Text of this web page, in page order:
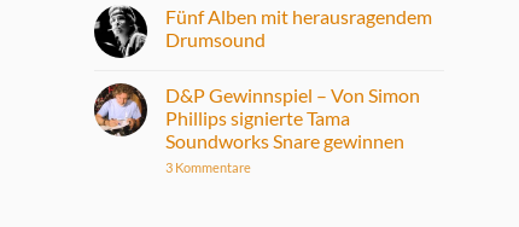
zu
Fame
DD-
E-
Drum
Set
im
Fünf Alben mit herausragendem
Drumsound
zu
Fünf
Alben
mit
Drumsound
D&P Gewinnspiel – Von Simon
Phillips signierte Tama
Soundworks Snare gewinnen
3 Kommentarezu